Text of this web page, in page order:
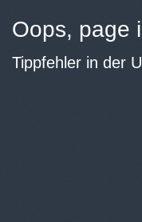
Oops, page
Tippfehler in der